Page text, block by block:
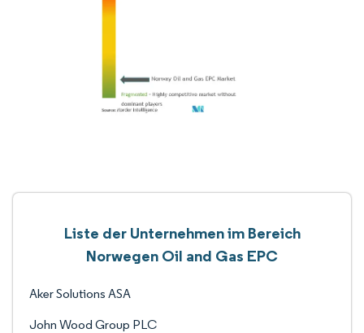
Liste der Unternehmen im Bereich
Norwegen Oil and Gas EPC
Aker Solutions ASA
John Wood Group PLC